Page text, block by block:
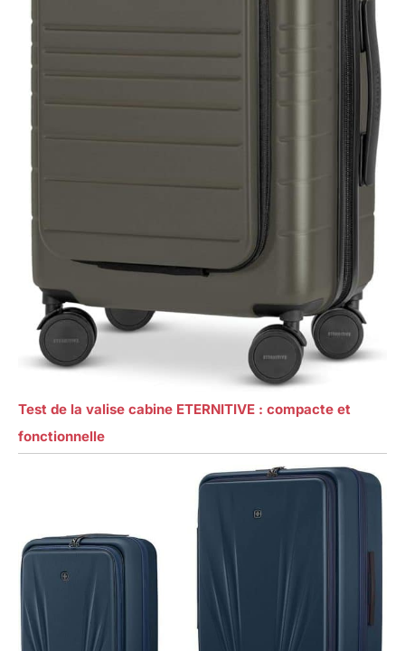
Test de la valise cabine ETERNITIVE : compacte et
fonctionnelle